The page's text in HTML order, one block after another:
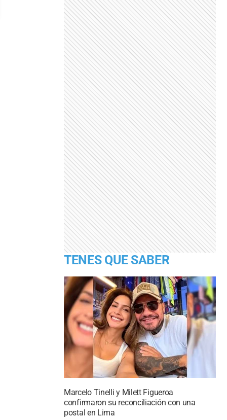
TENES QUE SABER
Marcelo Tinelli y Milett Figueroa
confirmaron su reconciliación con una
postal en Lima